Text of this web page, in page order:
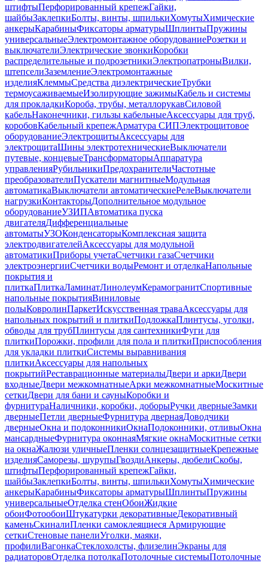
штифтыПерфорированный крепежГайки,
шайбыЗаклепкиБолты, винты, шпилькиХомутыХимические
анкерыКарабиныФиксаторы арматурыШплинтыПружины
универсальныеЭлектромонтажное оборудованиеРозетки и
выключателиЭлектрические звонкиКоробки
распределительные и подрозетникиЭлектропатроныВилки,
штепселиЗаземлениеЭлектромонтажные
изделияКлеммыСредства диэлектрическиеТрубки
термоусаживаемыеИзолирующие зажимыКабель и системы
для прокладкиКороба, трубы, металлорукавСиловой
кабельНаконечники, гильзы кабельныеАксессуары для труб,
коробовКабельный крепежАрматура СИПЭлектрощитовое
оборудованиеЭлектрощитыАксессуары для
электрощитаШины электротехническиеВыключатели
путевые, концевыеТрансформаторыАппаратура
управленияРубильникиПредохранителиЧастотные
преобразователиПускатели магнитныеМодульная
автоматикаВыключатели автоматическиеРелеВыключатели
нагрузкиКонтакторыДополнительное модульное
оборудованиеУЗИПАвтоматика пуска
двигателяДифференциальные
автоматыУЗОКонденсаторыКомплексная защита
электродвигателейАксессуары для модульной
автоматикиПриборы учетаСчетчики газаСчетчики
электроэнергииСчетчики водыРемонт и отделкаНапольные
покрытия и
плиткаПлиткаЛаминатЛинолеумКерамогранитСпортивные
напольные покрытияВиниловые
полыКовролинПаркетИскусственная траваАксессуары для
напольных покрытий и плиткиПодложкаПлинтусы, уголки,
обводы для трубПлинтусы для сантехникиФуги для
плиткиПорожки, профили для пола и плиткиПриспособления
для укладки плиткиСистемы выравнивания
плиткиАксессуары для напольных
покрытийРеставрационные материалыДвери и аркиДвери
входныеДвери межкомнатныеАрки межкомнатныеМоскитные
сеткиДвери для бани и сауныКоробки и
фурнитураНаличники, коробки, доборыРучки дверныеЗамки
дверныеПетли дверныеФурнитура двернаяДоводчики
дверныеОкна и подоконникиОкнаПодоконники, отливыОкна
мансардныеФурнитура оконнаяМягкие окнаМоскитные сетки
на окнаЖалюзи уличныеПленки солнцезащитныеКрепежные
изделияСаморезы, шурупыГвоздиАнкеры, дюбелиСкобы,
штифтыПерфорированный крепежГайки,
шайбыЗаклепкиБолты, винты, шпилькиХомутыХимические
анкерыКарабиныФиксаторы арматурыШплинтыПружины
универсальныеОтделка стенОбоиЖидкие
обоиФотообоиШтукатурки декоративныеДекоративный
каменьСкиналиПленки самоклеящиеся Армирующие
сеткиСтеновые панелиУголки, маяки,
профилиВагонкаСтеклохолсты, флизелинЭкраны для
радиаторовОтделка потолкаПотолочные системыПотолочные